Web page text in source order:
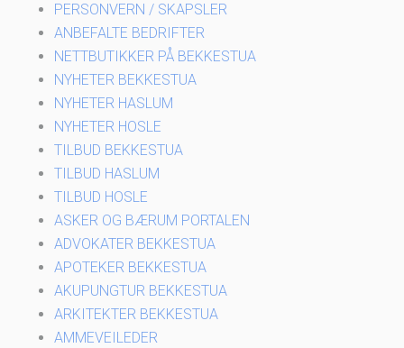
PERSONVERN / SKAPSLER
ANBEFALTE BEDRIFTER
NETTBUTIKKER PÅ BEKKESTUA
NYHETER BEKKESTUA
NYHETER HASLUM
NYHETER HOSLE
TILBUD BEKKESTUA
TILBUD HASLUM
TILBUD HOSLE
ASKER OG BÆRUM PORTALEN
ADVOKATER BEKKESTUA
APOTEKER BEKKESTUA
AKUPUNGTUR BEKKESTUA
ARKITEKTER BEKKESTUA
AMMEVEILEDER